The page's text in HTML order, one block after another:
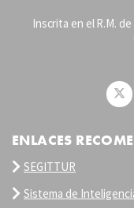
Inscrita en el R.M. de
ENLACES
SEGITTUR
Sistema de